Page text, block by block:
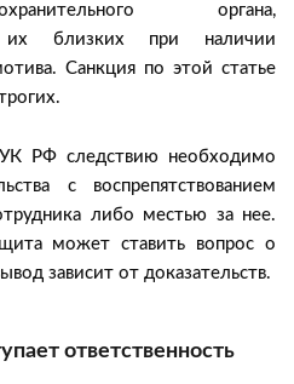
органа,
их близких при наличии
Санкция по этой статье
РФ следствию необходимо
с воспрепятствованием
либо местью за нее.
может ставить вопрос о
зависит от доказательств.
ответственность